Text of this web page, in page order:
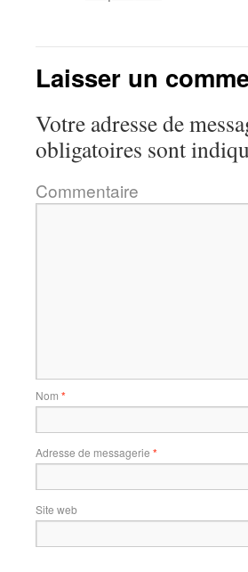
Laisser un
Votre adresse de
obligatoires sont
Commentaire
Nom *
Adresse de messagerie *
Site web